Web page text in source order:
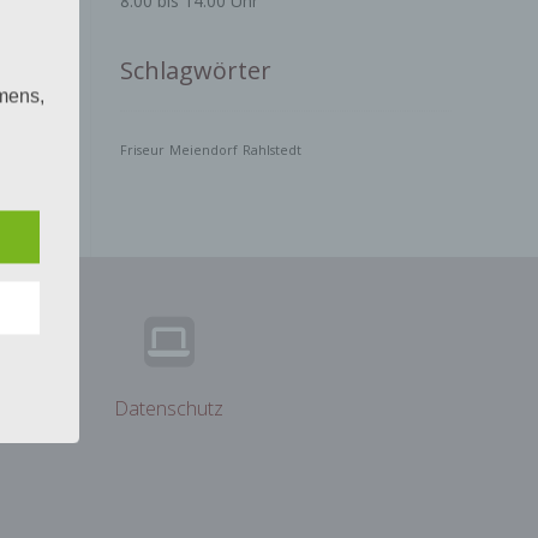
Schlagwörter
Friseur Meiendorf Rahlstedt
Datenschutz
von